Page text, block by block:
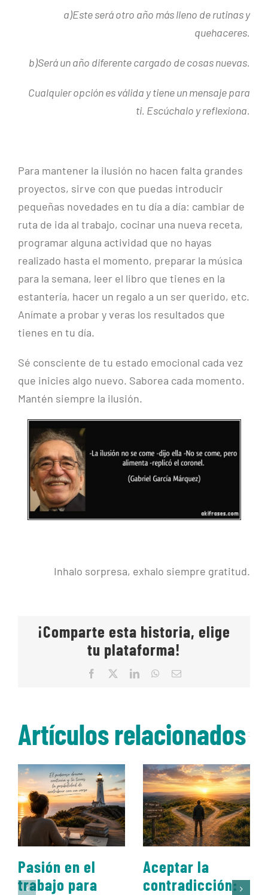
a)Este será otro año más lleno de rutinas y
quehaceres.
b)Será un año diferente cargado de cosas nuevas.
Cualquier opción es válida y tiene un mensaje para
ti. Escúchalo y reflexiona.
Para mantener la ilusión no hacen falta grandes
proyectos, sirve con que puedas introducir
pequeñas novedades en tu día a día: cambiar de
ruta de ida al trabajo, cocinar una nueva receta,
programar alguna actividad que no hayas
realizado hasta el momento, preparar la música
para la semana, leer el libro que tienes en la
estantería, hacer un regalo a un ser querido, etc.
Anímate a probar y veras los resultados que
tienes en tu día.
Sé consciente de tu estado emocional cada vez
que inicies algo nuevo. Saborea cada momento.
Mantén siempre la ilusión.
Inhalo sorpresa, exhalo siempre gratitud.
¡Comparte esta historia, elige
tu plataforma!
Facebook LinkedInWhatsApp
Correo
Artículos relacionados
Pasión en el
trabajo para
Aceptar la
contradicción: